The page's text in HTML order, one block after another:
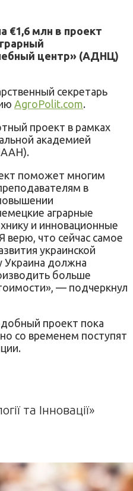
€1,6 млн в проект
центр» (АДНЦ)
секретарь
AgroPolit.com.
проект в рамках
академией
поможет многим
в
аграрные
и инновационные
верю, что сейчас самое
украинской
Украина должна
больше
— подчеркнул
проект пока
со временем поступят
та Інновації»